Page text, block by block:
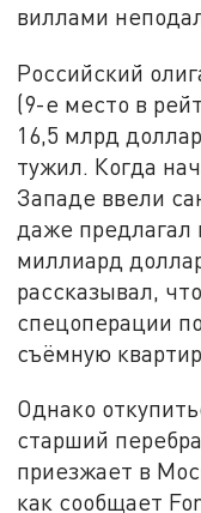
виллами
Российский
(9-е место в
16,5 млрд
тужил. Когда
Западе ввели
даже предлагал
миллиард
рассказывал,
спецоперации
съёмную
Однако
старший
приезжает в
как сообщает